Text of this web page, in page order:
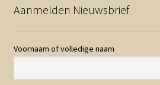
Aanmelden Nieuwsbrief
Voornaam of volledige naam